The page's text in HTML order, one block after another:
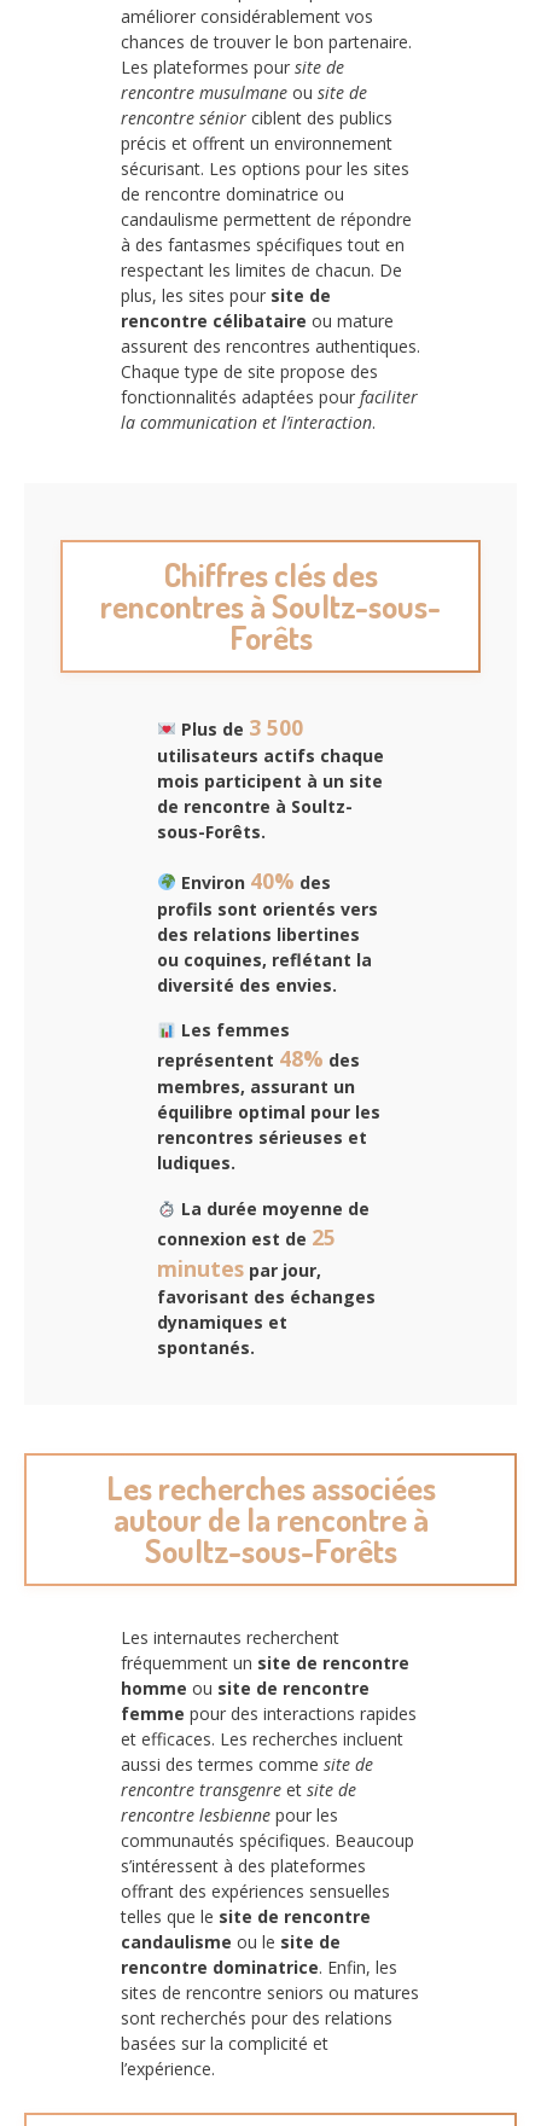
améliorer considérablement vos
chances de trouver le bon partenaire.
Les plateformes pour site de
rencontre musulmane ou site de
rencontre sénior ciblent des publics
précis et offrent un environnement
sécurisant. Les options pour les sites
de rencontre dominatrice ou
candaulisme permettent de répondre
à des fantasmes spécifiques tout en
respectant les limites de chacun. De
plus, les sites pour site de
rencontre célibataire ou mature
assurent des rencontres authentiques.
Chaque type de site propose des
fonctionnalités adaptées pour faciliter
la communication et l’interaction.
Chiffres clés des
rencontres à Soultz-sous-
Forêts
Plus de 3 500
utilisateurs actifs chaque
mois participent à un site
de rencontre à Soultz-
sous-Forêts.
Environ 40% des
profils sont orientés vers
des relations libertines
ou coquines, reflétant la
diversité des envies.
Les femmes
représentent 48% des
membres, assurant un
équilibre optimal pour les
rencontres sérieuses et
ludiques.
La durée moyenne de
connexion est de 25
minutes par jour,
favorisant des échanges
dynamiques et
spontanés.
Les recherches associées
autour de la rencontre à
Soultz-sous-Forêts
Les internautes recherchent
fréquemment un site de rencontre
homme ou site de rencontre
femme pour des interactions rapides
et efficaces. Les recherches incluent
aussi des termes comme site de
rencontre transgenre et site de
rencontre lesbienne pour les
communautés spécifiques. Beaucoup
s’intéressent à des plateformes
offrant des expériences sensuelles
telles que le site de rencontre
candaulisme ou le site de
rencontre dominatrice. Enfin, les
sites de rencontre seniors ou matures
sont recherchés pour des relations
basées sur la complicité et
l’expérience.